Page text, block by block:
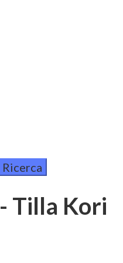
Tilla Kori